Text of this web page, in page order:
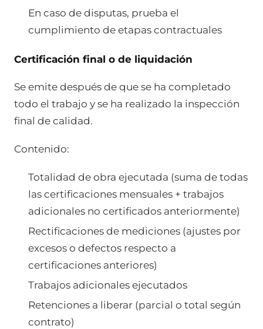
En caso de disputas, prueba el
cumplimiento de etapas contractuales
Certificación final o de liquidación
Se emite después de que se ha completado
todo el trabajo y se ha realizado la inspección
final de calidad.
Contenido:
Totalidad de obra ejecutada (suma de todas
las certificaciones mensuales + trabajos
adicionales no certificados anteriormente)
Rectificaciones de mediciones (ajustes por
excesos o defectos respecto a
certificaciones anteriores)
Trabajos adicionales ejecutados
Retenciones a liberar (parcial o total según
contrato)